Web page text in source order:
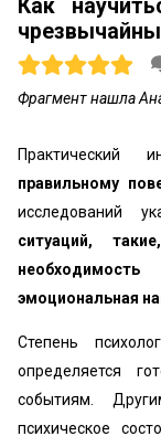
Как
Фрагмент нашла
Практический
правильному
исследований
ситуаций,
эмоциональная
Степень
определяется
событиям.
психическое